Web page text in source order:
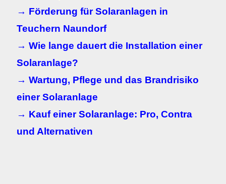
→ Förderung für Solaranlagen in
Teuchern Naundorf
→ Wie lange dauert die Installation einer
Solaranlage?
→ Wartung, Pflege und das Brandrisiko
einer Solaranlage
→ Kauf einer Solaranlage: Pro, Contra
und Alternativen